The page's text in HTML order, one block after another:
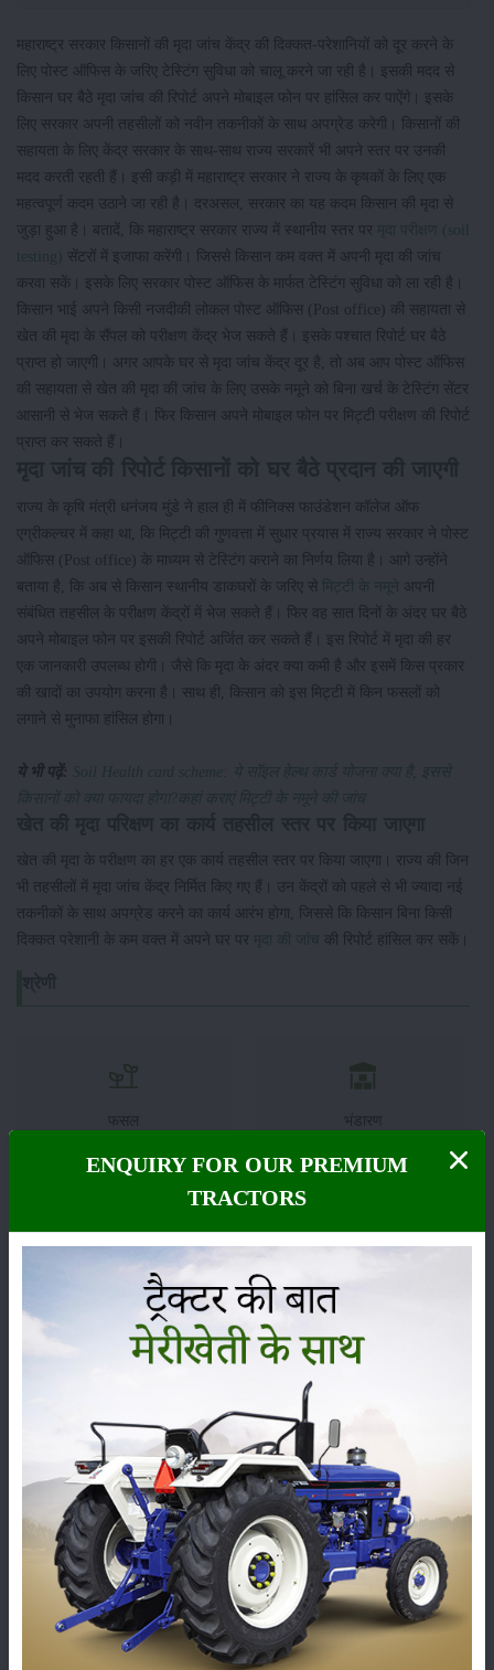
महाराष्ट्र सरकार किसानों की मृदा जांच केंद्र की दिक्कत-परेशानियों को दूर करने के
लिए पोस्ट ऑफिस के जरिए टेस्टिंग सुविधा को चालू करने जा रही है। इसकी मदद से
किसान घर बैठे मृदा जांच की रिपोर्ट अपने मोबाइल फोन पर हांसिल कर पाऐंगे। इसके
लिए सरकार अपनी तहसीलों को नवीन तकनीकों के साथ अपग्रेड करेगी। किसानों की
सहायता के लिए केंद्र सरकार के साथ-साथ राज्य सरकारें भी अपने स्तर पर उनकी
मदद करती रहती हैं। इसी कड़ी में महाराष्ट्र सरकार ने राज्य के कृषकों के लिए एक
महत्वपूर्ण कदम उठाने जा रही है। दरअसल, सरकार का यह कदम किसान की मृदा से
जुड़ा हुआ है। बतादें, कि महाराष्ट्र सरकार राज्य में स्थानीय स्तर पर मृदा परीक्षण (soil
testing) सेंटरों में इजाफा करेंगी। जिससे किसान कम वक्त में अपनी मृदा की जांच
करवा सकें। इसके लिए सरकार पोस्ट ऑफिस के मार्फत टेस्टिंग सुविधा को ला रही है।
किसान भाई अपने किसी नजदीकी लोकल पोस्ट ऑफिस (Post office) की सहायता से
खेत की मृदा के सैंपल को परीक्षण केंद्र भेज सकते हैं। इसके पश्चात रिपोर्ट घर बैठे
प्राप्त हो जाएगी। अगर आपके घर से मृदा जांच केंद्र दूर है, तो अब आप पोस्ट ऑफिस
की सहायता से खेत की मृदा की जांच के लिए उसके नमूने को बिना खर्च के टेस्टिंग सेंटर
आसानी से भेज सकते हैं। फिर किसान अपने मोबाइल फोन पर मिट्टी परीक्षण की रिपोर्ट
प्राप्त कर सकते हैं।
राज्य के कृषि मंत्री धनंजय मुंडे ने हाल ही में फीनिक्स फाउंडेशन कॉलेज ऑफ
एग्रीकल्चर में कहा था, कि मिट्टी की गुणवत्ता में सुधार प्रयास में राज्य सरकार ने पोस्ट
ऑफिस (Post office) के माध्यम से टेस्टिंग कराने का निर्णय लिया है। आगे उन्होंने
बताया है, कि अब से किसान स्थानीय डाकघरों के जरिए से
मिट्टी के नमूने अपनी
संबंधित तहसील के परीक्षण केंद्रों में भेज सकते हैं। फिर वह सात दिनों के अंदर घर बैठे
अपने मोबाइल फोन पर इसकी रिपोर्ट अर्जित कर सकते हैं। इस रिपोर्ट में मृदा की हर
एक जानकारी उपलब्ध होगी। जैसे कि मृदा के अंदर क्या कमी है और इसमें किस प्रकार
की खादों का उपयोग करना है। साथ ही, किसान को इस मिट्टी में किन फसलों को
लगाने से मुनाफा हांसिल होगा।
ये भी पढ़ें: Soil Health card scheme: ये सॉइल हेल्थ कार्ड योजना क्या है, इससे
किसानों को क्या फायदा होगा?कहां कराएं मिट्टी के नमूने की जांच
खेत की मृदा के परीक्षण का हर एक कार्य तहसील स्तर पर किया जाएगा। राज्य की जिन
भी तहसीलों में मृदा जांच केंद्र निर्मित किए गए हैं। उन केंद्रों को पहले से भी ज्यादा नई
तकनीकों के साथ अपग्रेड करने का कार्य आरंभ होगा, जिससे कि किसान बिना किसी
दिक्कत परेशानी के कम वक्त में अपने घर पर मृदा की जांच की रिपोर्ट हांसिल कर सकें।
फसल भंडारण
कीटनाशक पशुपालन
समाचार
सम्पादकीय अन्य
लाड़ली बहना योजना की 36वीं किस्त जारी, करोड़ों महिलाओं के
खातों में पहुंचे 1500 रुपये
16-May-2026
ENQUIRY FOR OUR PREMIUM
TRACTORS